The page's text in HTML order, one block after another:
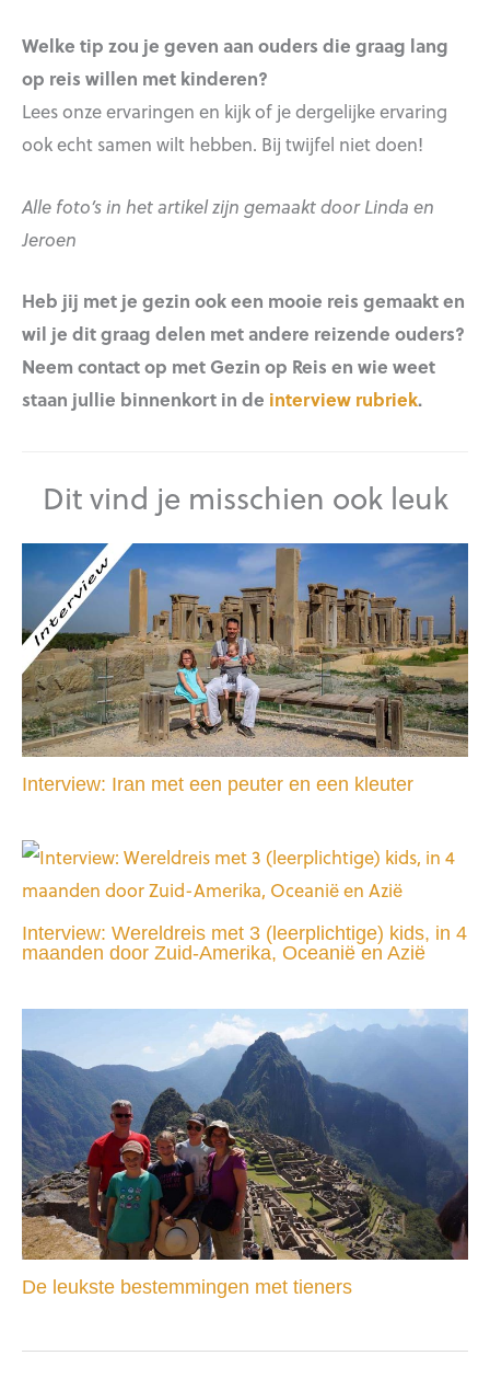
Welke tip zou je geven aan ouders die graag lang
op reis willen met kinderen?
Lees onze ervaringen en kijk of je dergelijke ervaring
ook echt samen wilt hebben. Bij twijfel niet doen!
Alle foto’s in het artikel zijn gemaakt door Linda en
Jeroen
Heb jij met je gezin ook een mooie reis gemaakt en
wil je dit graag delen met andere reizende ouders?
Neem contact op met Gezin op Reis en wie weet
staan jullie binnenkort in de interview rubriek.
Dit vind je misschien ook leuk
Interview: Iran met een peuter en een kleuter
Interview: Wereldreis met 3 (leerplichtige) kids, in 4
maanden door Zuid-Amerika, Oceanië en Azië
De leukste bestemmingen met tieners